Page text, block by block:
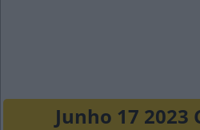
Junho 17 2023